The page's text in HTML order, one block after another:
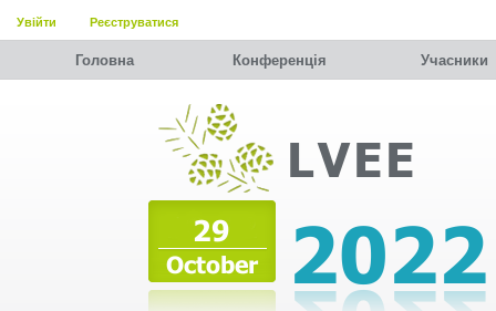
Увійти Реєструватися
Головна Конференція Учасники